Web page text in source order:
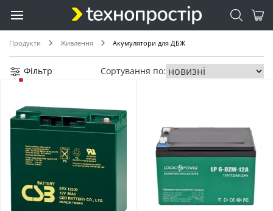
Продукти Живлення Акумулятори для ДБЖ
Фільтр Сортування по: